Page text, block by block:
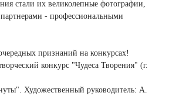
стали их великолепные фотографии,
- профессиональными
признаний на конкурсах!
конкурс "Чудеса Творения" (г.
Художественный руководитель: А.
ринофимы
омоложение